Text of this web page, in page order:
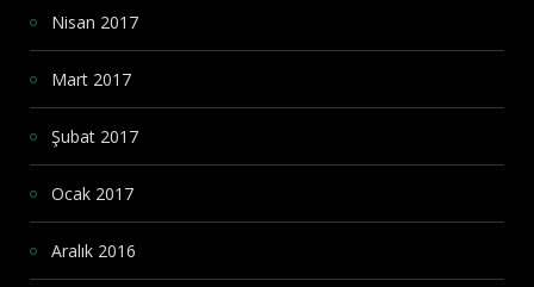
Nisan 2017
Mart 2017
Şubat 2017
Ocak 2017
Aralık 2016